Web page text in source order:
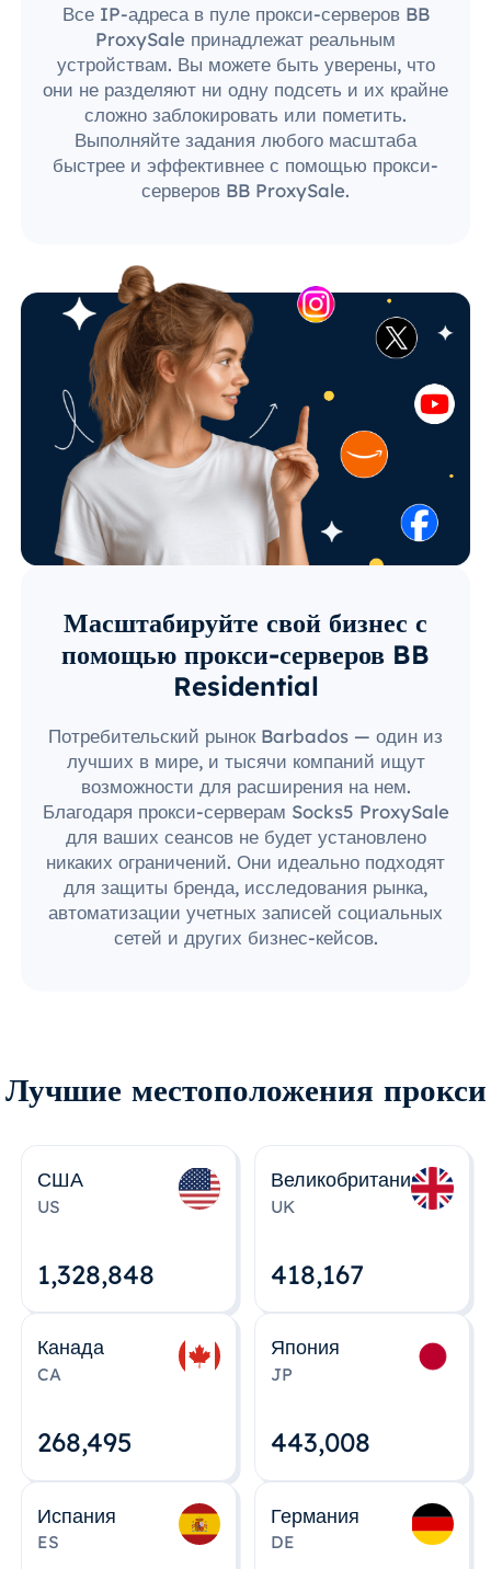
Все IP-адреса в пуле прокси-серверов BB
ProxySale принадлежат реальным
устройствам. Вы можете быть уверены, что
они не разделяют ни одну подсеть и их крайне
сложно заблокировать или пометить.
Выполняйте задания любого масштаба
быстрее и эффективнее с помощью прокси-
серверов BB ProxySale.
Масштабируйте свой бизнес с
помощью прокси-серверов BB
Residential
Потребительский рынок Barbados — один из
лучших в мире, и тысячи компаний ищут
возможности для расширения на нем.
Благодаря прокси-серверам Socks5 ProxySale
для ваших сеансов не будет установлено
никаких ограничений. Они идеально подходят
для защиты бренда, исследования рынка,
автоматизации учетных записей социальных
сетей и других бизнес-кейсов.
Лучшие местоположения прокси
США
US
1,328,848
Великобритания
UK
418,167
Канада
CA
268,495
Япония
JP
443,008
Испания
ES
Германия
DE